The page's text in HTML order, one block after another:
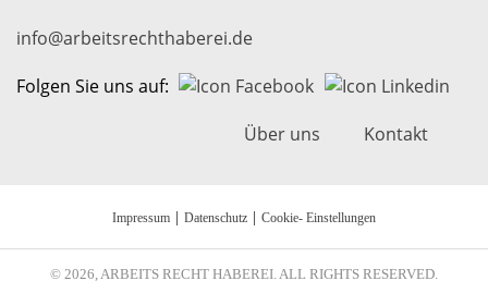
info@arbeitsrechthaberei.de
Folgen Sie uns auf:
Über uns
Kontakt
© 2026, ARBEITS RECHT HABEREI. ALL RIGHTS RESERVED.
Impressum | Datenschutz | Cookie- Einstellungen